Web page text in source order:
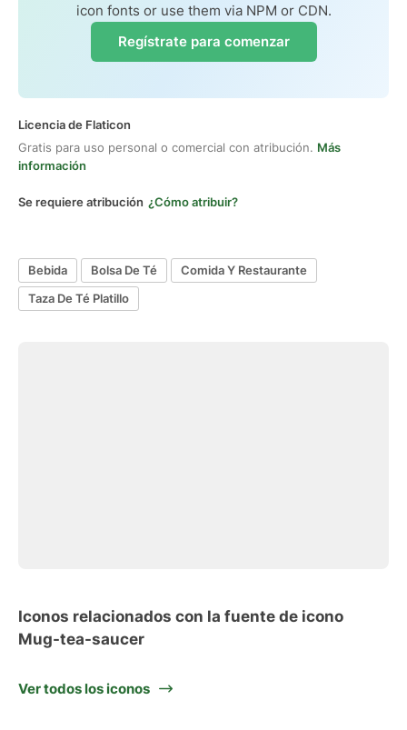
icon fonts or use them via NPM or CDN.
Regístrate para comenzar
Licencia de Flaticon
Gratis para uso personal o comercial con atribución. Más
información
Se requiere atribución ¿Cómo atribuir?
Bebida Bolsa De Té
Comida Y Restaurante
Taza De Té Platillo
Iconos relacionados con la fuente de icono
Mug-tea-saucer
Ver todos los iconos